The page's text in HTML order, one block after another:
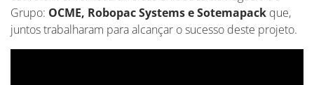
Grupo: OCME, Robopac Systems e Sotemapack que,
juntos trabalharam para alcançar o sucesso deste projeto.